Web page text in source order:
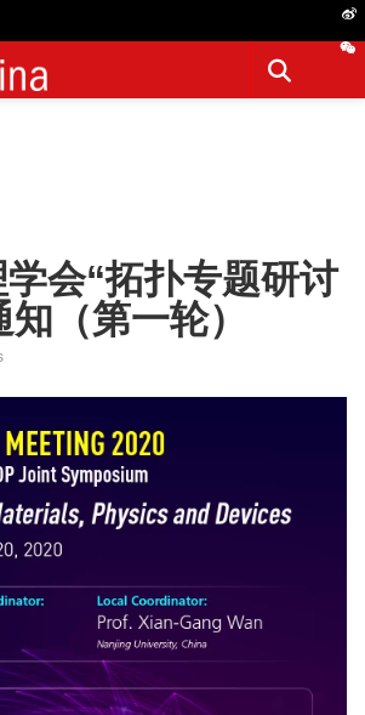
会“拓扑专题研讨
（第一轮）